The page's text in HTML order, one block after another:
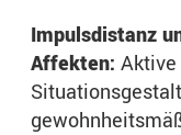
Impulsdistanz
Affekten: